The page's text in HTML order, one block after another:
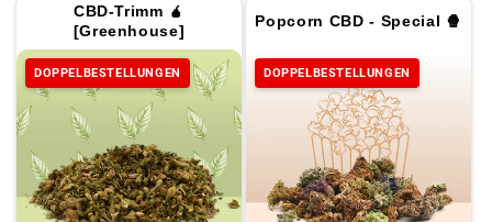
CBD-Trimm 🧉
[Greenhouse]
DOPPELBESTELLUNGEN
Popcorn CBD - Special 🍿
DOPPELBESTELLUNGEN